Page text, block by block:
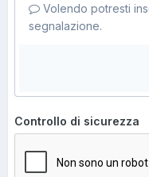
Volendo potresti
segnalazione.
Controllo di sicurezza